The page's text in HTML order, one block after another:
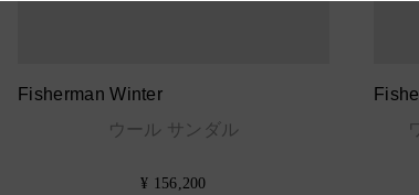
Fisherman Winter
ウール サンダル
¥ 156,200